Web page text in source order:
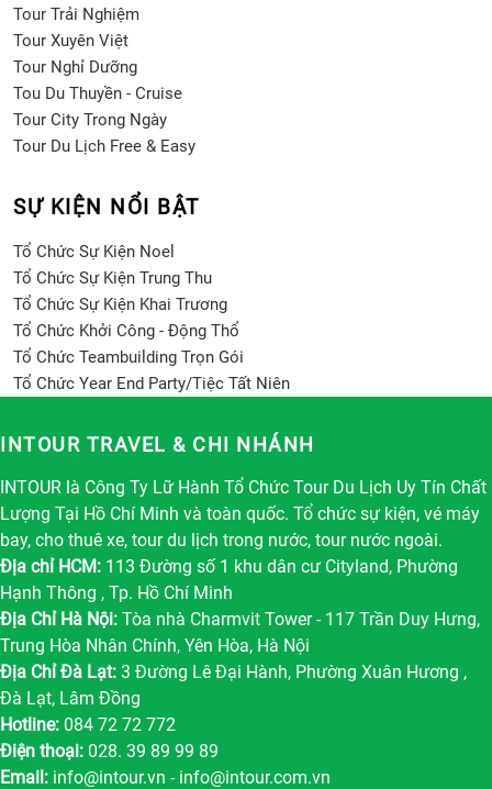
Tour Trải Nghiệm
Tour Xuyên Việt
Tour Nghỉ Dưỡng
Tou Du Thuyền - Cruise
Tour City Trong Ngày
Tour Du Lịch Free & Easy
SỰ KIỆN NỔI BẬT
Tổ Chức Sự Kiện Noel
Tổ Chức Sự Kiện Trung Thu
Tổ Chức Sự Kiện Khai Trương
Tổ Chức Khởi Công - Động Thổ
Tổ Chức Teambuilding Trọn Gói
Tổ Chức Year End Party/Tiệc Tất Niên
INTOUR TRAVEL & CHI NHÁNH
INTOUR là Công Ty Lữ Hành Tổ Chức Tour Du Lịch Uy Tín Chất
Lượng Tại Hồ Chí Minh và toàn quốc. Tổ chức sự kiện, vé máy
bay, cho thuê xe, tour du lịch trong nước, tour nước ngoài.
Địa chỉ HCM: 113 Đường số 1 khu dân cư Cityland, Phường
Hạnh Thông , Tp. Hồ Chí Minh
Địa Chỉ Hà Nội: Tòa nhà Charmvit Tower - 117 Trần Duy Hưng,
Trung Hòa Nhân Chính, Yên Hòa, Hà Nội
Địa Chỉ Đà Lạt: 3 Đường Lê Đại Hành, Phường Xuân Hương ,
Đà Lạt, Lâm Đồng
Hotline: 084 72 72 772
Điện thoại: 028. 39 89 99 89
Email: info@intour.vn - info@intour.com.vn